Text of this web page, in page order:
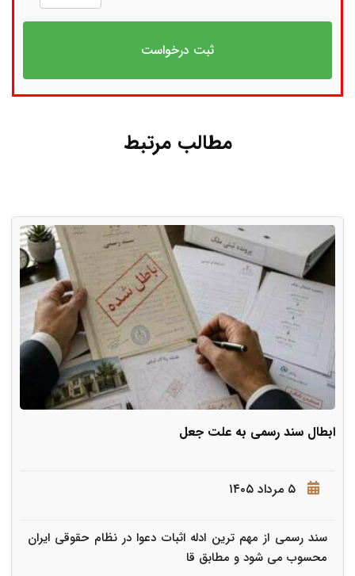
مطالب مرتبط
ابطال سند رسمی به علت جعل
۵ مرداد ۱۴۰۵
سند رسمی از مهم ترین ادله اثبات دعوا در نظام حقوقی ایران
محسوب می شود و مطابق قا